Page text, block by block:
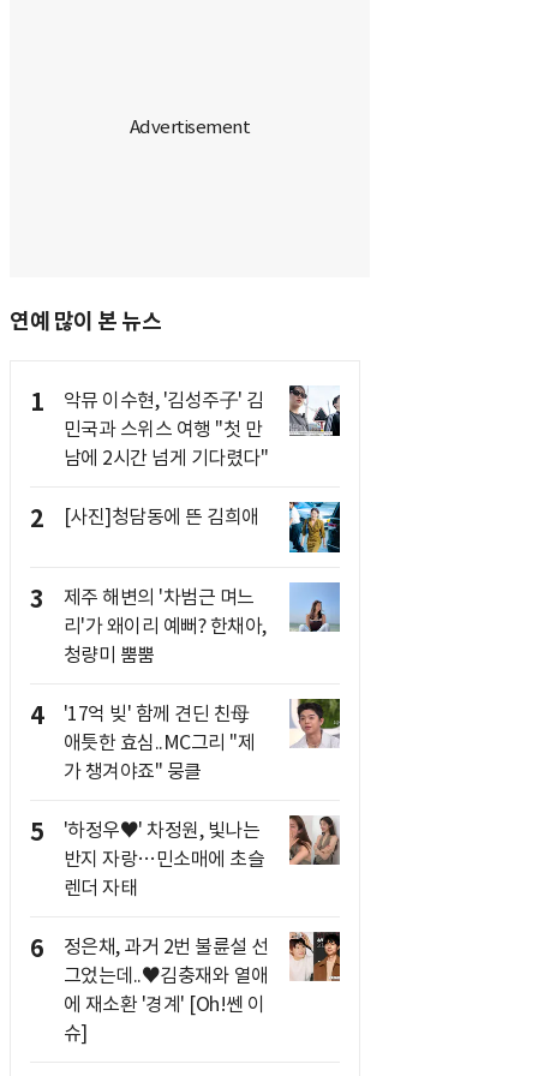
연예 많이 본 뉴스
1
악뮤 이수현, '김성주子' 김
민국과 스위스 여행 "첫 만
남에 2시간 넘게 기다렸다"
2 [사진]청담동에 뜬 김희애
3
제주 해변의 '차범근 며느
리'가 왜이리 예뻐? 한채아,
청량미 뿜뿜
4
'17억 빚' 함께 견딘 친母
애틋한 효심..MC그리 "제
가 챙겨야죠" 뭉클
5
'하정우♥' 차정원, 빛나는
반지 자랑…민소매에 초슬
렌더 자태
6
정은채, 과거 2번 불륜설 선
그었는데..♥김충재와 열애
에 재소환 '경계' [Oh!쎈 이
슈]